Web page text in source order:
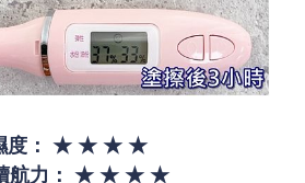
度： ★ ★ ★ ★
航力： ★ ★ ★ ★